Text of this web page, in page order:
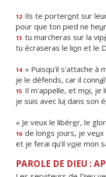
12 Ils te porteront sur
pour que ton pied ne heu
13 tu marcheras sur la vip
tu écraseras le lion et le
14 « Puisqu'il s'attache à
je le défends, car il conna
15 Il m'appelle, et moi, je
je suis avec lui dans son
« Je veux le libérer, le
16 de longs jours, je veux
et je ferai qu'il voie mon
PAROLE DE DIEU :